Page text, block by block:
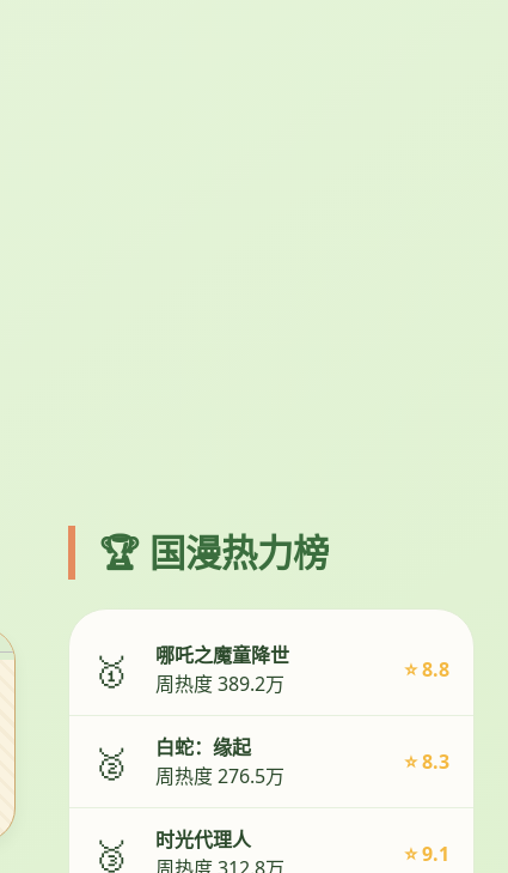
🏆 国漫热力榜
🥇
哪吒之魔童降世
周热度 389.2万
⭐ 8.8
🥈
白蛇：缘起
周热度 276.5万
⭐ 8.3
🥉
时光代理人
⭐ 9.1